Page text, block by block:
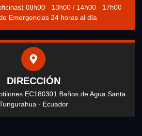
08h00 - 13h00 / 14h00 - 17h00
Emergencias 24 horas al día
DIRECCIÓN
EC180301 Baños de Agua Santa
- Ecuador